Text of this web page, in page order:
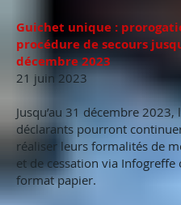
Guichet unique :
procédure de secours
décembre 2023
21 juin 2023
Jusqu’au 31 décembre 2023,
déclarants pourront
réaliser leurs formalités de
et de cessation via Infogreffe
format papier.